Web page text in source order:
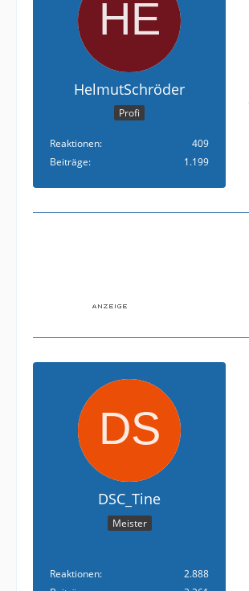
HelmutSchröder
Profi
Reaktionen
409
Beiträge
1.199
DSC_Tine
Meister
Reaktionen
2.888